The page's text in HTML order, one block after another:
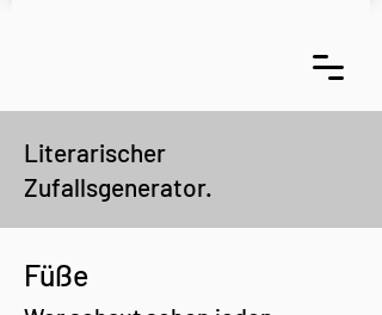
Literarischer
Zufallsgenerator.
Füße